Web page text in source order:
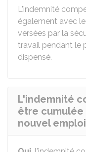
L'indemnité
également avec
versées par la
travail pendant le
dispensé.
L'indemnité
être cumulée
nouvel